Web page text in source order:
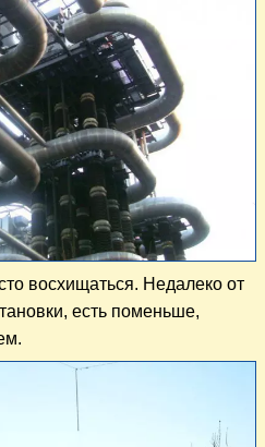
восхищаться. Недалеко от
есть поменьше,